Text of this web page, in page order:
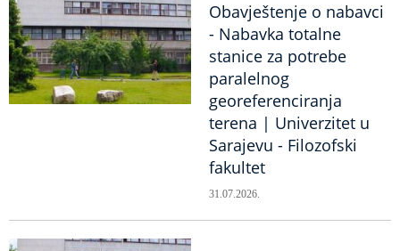
Obavještenje o nabavci
- Nabavka totalne
stanice za potrebe
paralelnog
georeferenciranja
terena | Univerzitet u
Sarajevu - Filozofski
fakultet
31.07.2026.